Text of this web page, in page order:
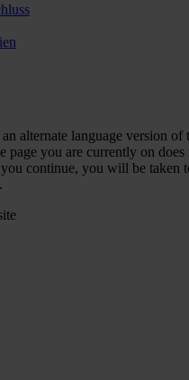
alternate language version of
page you are currently on does
continue, you will be taken